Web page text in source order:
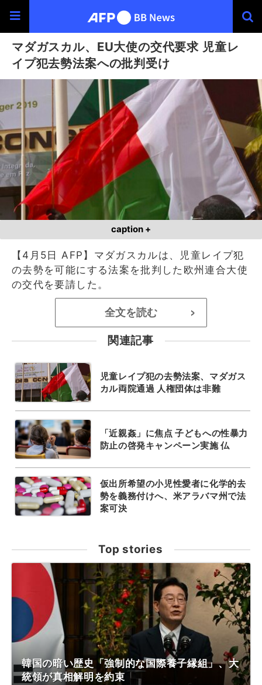
マダガスカル、EU大使の交代要求 児童レ
イプ犯去勢法案への批判受け
caption +
【4月5日 AFP】マダガスカルは、児童レイプ犯
の去勢を可能にする法案を批判した欧州連合大使
の交代を要請した。
全文を読む >
関連記事
児童レイプ犯の去勢法案、マダガス
カル両院通過 人権団体は非難
「近親姦」に焦点 子どもへの性暴力
防止の啓発キャンペーン実施 仏
仮出所希望の小児性愛者に化学的去
勢を義務付けへ、米アラバマ州で法
案可決
Top stories
韓国の暗い歴史「強制的な国際養子縁組」、大
統領が真相解明を約束